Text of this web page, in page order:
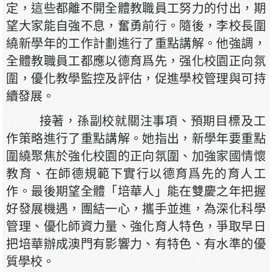
定，這些都離不開全體教職員工努力的付出，期
望大家能自強不息，奮勇前行。隨後，李校長圍
繞新學年的工作計劃進行了重點講解。他強調，
全體教職員工都應以德育爲先，强化校園正向氛
圍，優化教學監控及評估，促進學校管理與可持
續發展。
接著，孫副校就關注事項、預期目標及工
作策略進行了重點講解。她指出，新學年要重點
圍繞聚焦於強化校園的正向氛圍、加強家國情懷
教育、在師德規範下實行以德育爲先的育人工
作。最後期望全體「培華人」能在雙慶之年把握
好發展機遇，團結一心，攜手並進，為深化科學
管理、優化師資力量、強化育人特色，爭取早日
把培華辦成澳門有影響力、有特色、有水準的優
質學校。